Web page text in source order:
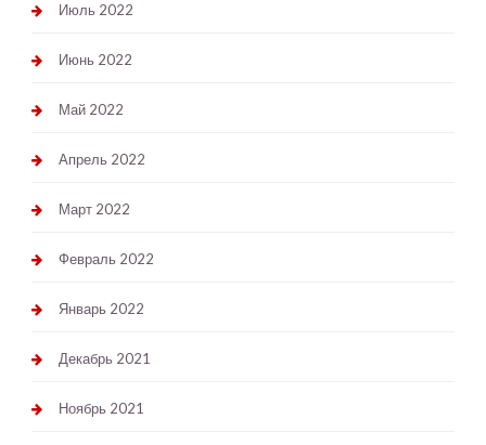
Июль 2022
Июнь 2022
Май 2022
Апрель 2022
Март 2022
Февраль 2022
Январь 2022
Декабрь 2021
Ноябрь 2021